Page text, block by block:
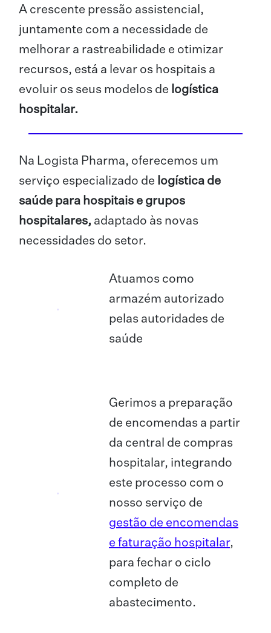
A crescente pressão assistencial,
juntamente com a necessidade de
melhorar a rastreabilidade e otimizar
recursos, está a levar os hospitais a
evoluir os seus modelos de logística
hospitalar.
Na Logista Pharma, oferecemos um
serviço especializado de logística de
saúde para hospitais e grupos
hospitalares, adaptado às novas
necessidades do setor.
Atuamos como
armazém autorizado
pelas autoridades de
saúde
Gerimos a preparação
de encomendas a partir
da central de compras
hospitalar, integrando
este processo com o
nosso serviço de
gestão de encomendas
e faturação hospitalar,
para fechar o ciclo
completo de
abastecimento.